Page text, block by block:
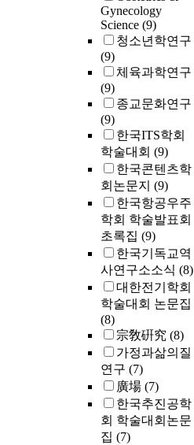
Gynecology
Science (9)
청소년학연구
(9)
체육과학연구
(9)
종교문화연구
(9)
한국ITS학회
학술대회 (9)
한국콘텐츠학
회논문지 (9)
한국항공우주
학회 학술발표회
초록집 (9)
한국기독교역
사연구소소식 (8)
대한전기학회
학술대회 논문집
(8)
宗敎硏究 (8)
가정과삶의질
연구 (7)
廣場 (7)
한국추진공학
회 학술대회논문
집 (7)